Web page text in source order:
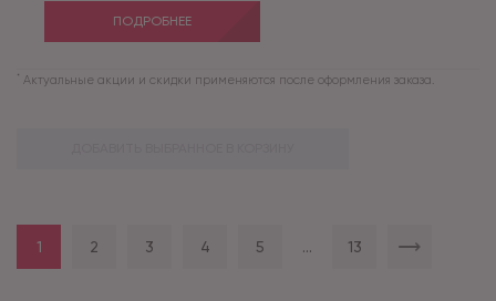
ПОДРОБНЕЕ
* Актуальные акции и скидки применяются после оформления заказа.
1 2 3 4 5 ... 13